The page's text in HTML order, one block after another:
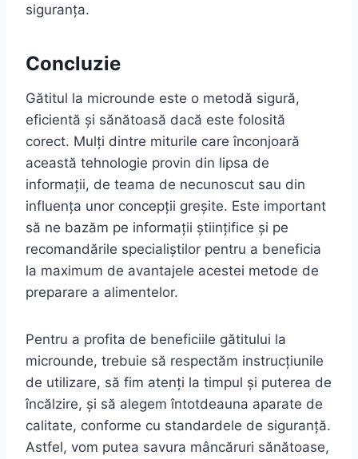
siguranța.
Concluzie
Gătitul la microunde este o metodă sigură,
eficientă și sănătoasă dacă este folosită
corect. Mulți dintre miturile care înconjoară
această tehnologie provin din lipsa de
informații, de teama de necunoscut sau din
influența unor concepții greșite. Este important
să ne bazăm pe informații științifice și pe
recomandările specialiștilor pentru a beneficia
la maximum de avantajele acestei metode de
preparare a alimentelor.
Pentru a profita de beneficiile gătitului la
microunde, trebuie să respectăm instrucțiunile
de utilizare, să fim atenți la timpul și puterea de
încălzire, și să alegem întotdeauna aparate de
calitate, conforme cu standardele de siguranță.
Astfel, vom putea savura mâncăruri sănătoase,